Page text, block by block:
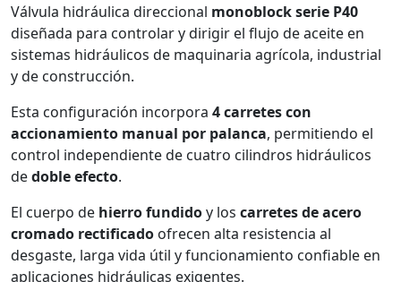
Válvula hidráulica direccional monoblock serie P40
diseñada para controlar y dirigir el flujo de aceite en
sistemas hidráulicos de maquinaria agrícola, industrial
y de construcción.
Esta configuración incorpora 4 carretes con
accionamiento manual por palanca, permitiendo el
control independiente de cuatro cilindros hidráulicos
dedoble efecto.
El cuerpo de hierro fundidoy los carretes de acero
cromado rectificado ofrecen alta resistencia al
desgaste, larga vida útil y funcionamiento confiable en
aplicaciones hidráulicas exigentes.